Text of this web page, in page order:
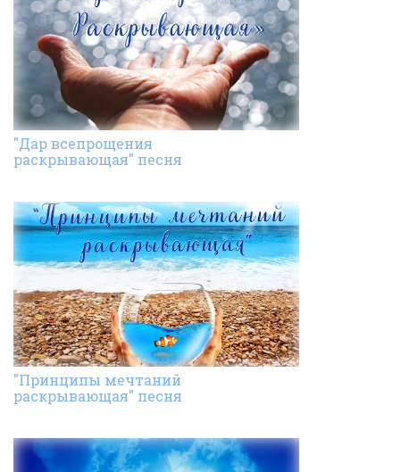
"Дар всепрощения
раскрывающая" песня
"Принципы мечтаний
раскрывающая" песня